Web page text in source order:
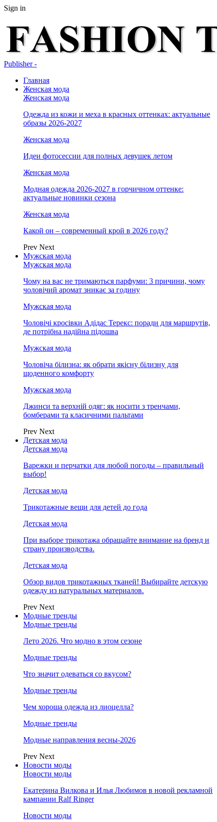
Sign in
Publisher -
Главная
Женская мода
Женская мода
Одежда из кожи и меха в красных оттенках: актуальные
образы 2026-2027
Женская мода
Идеи фотосессии для полных девушек летом
Женская мода
Модная одежда 2026-2027 в горчичном оттенке:
актуальные новинки сезона
Женская мода
Какой он – современный крой в 2026 году?
Prev Next
Мужская мода
Мужская мода
Чому на вас не тримаються парфуми: 3 причини, чому
чоловічий аромат зникає за годину
Мужская мода
Чоловічі кросівки Адідас Терекс: поради для маршрутів,
де потрібна надійна підошва
Мужская мода
Чоловіча білизна: як обрати якісну білизну для
щоденного комфорту
Мужская мода
Джинси та верхній одяг: як носити з тренчами,
бомберами та класичними пальтами
Prev Next
Детская мода
Детская мода
Варежки и перчатки для любой погоды – правильный
выбор!
Детская мода
Трикотажные вещи для детей до года
Детская мода
При выборе трикотажа обращайте внимание на бренд и
страну производства.
Детская мода
Обзор видов трикотажных тканей! Выбирайте детскую
одежду из натуральных материалов.
Prev Next
Модные тренды
Модные тренды
Лето 2026. Что модно в этом сезоне
Модные тренды
Что значит одеваться со вкусом?
Модные тренды
Чем хороша одежда из лиоцелла?
Модные тренды
Модные направления весны-2026
Prev Next
Новости моды
Новости моды
Екатерина Вилкова и Илья Любимов в новой рекламной
кампании Ralf Ringer
Новости моды